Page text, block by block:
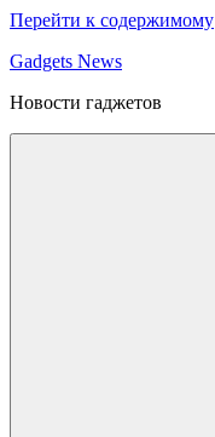
Перейти к содержимому
Gadgets News
Новости гаджетов